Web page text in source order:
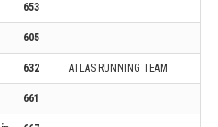
653
605
632 ATLAS RUNNING TEAM
661